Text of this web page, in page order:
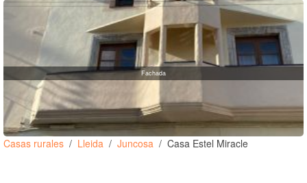
Fachada
Casas rurales Lleida Juncosa Casa Estel Miracle